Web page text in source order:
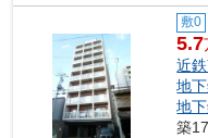
敷0
5.7
近
地
地
築